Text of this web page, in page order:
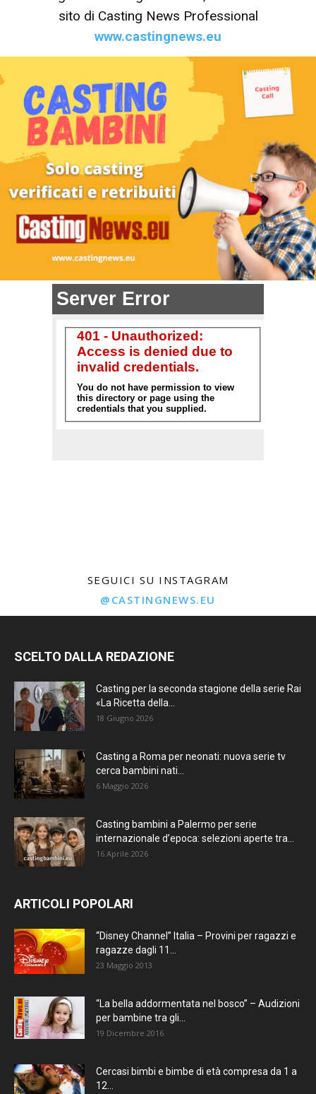
sito di Casting News Professional
www.castingnews.eu
SEGUICI SU INSTAGRAM
@CASTINGNEWS.EU
SCELTO DALLA REDAZIONE
Casting per la seconda stagione della serie Rai
«La Ricetta della...
18 Giugno 2026
Casting a Roma per neonati: nuova serie tv
cerca bambini nati...
6 Maggio 2026
Casting bambini a Palermo per serie
internazionale d’epoca: selezioni aperte tra...
16 Aprile 2026
ARTICOLI POPOLARI
“Disney Channel” Italia – Provini per ragazzi e
ragazze dagli 11...
23 Maggio 2013
“La bella addormentata nel bosco” – Audizioni
per bambine tra gli...
19 Dicembre 2016
Cercasi bimbi e bimbe di età compresa da 1 a
12...